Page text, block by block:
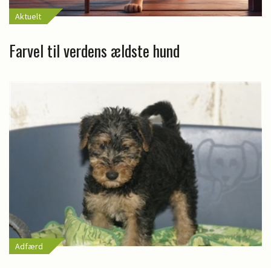
Aktuelt
Farvel til verdens ældste hund
Adfærd